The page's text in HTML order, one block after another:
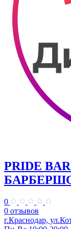
PRIDE
0
0 отзывов
г.Краснодар,